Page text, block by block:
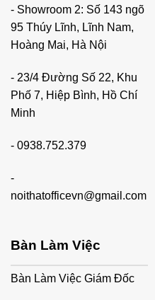
- Showroom 2: Số 143 ngõ
95 Thúy Lĩnh, Lĩnh Nam,
Hoàng Mai, Hà Nội
- 23/4 Đường Số 22, Khu
Phố 7, Hiệp Bình, Hồ Chí
Minh
- 0938.752.379
-
noithatofficevn@gmail.com
Bàn Làm Việc
Bàn Làm Việc Giám Đốc